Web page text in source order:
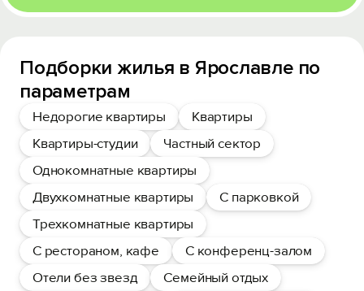
Подборки жилья в Ярославле по
параметрам
Недорогие квартиры
Квартиры
Квартиры-студии
Частный сектор
Однокомнатные квартиры
Двухкомнатные квартиры
С парковкой
Трехкомнатные квартиры
С рестораном, кафе
С конференц-залом
Отели без звезд
Семейный отдых